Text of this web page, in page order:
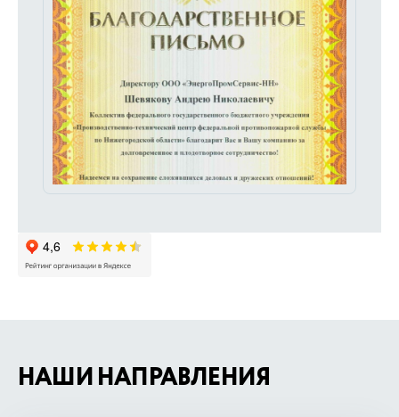
НАШИ НАПРАВЛЕНИЯ